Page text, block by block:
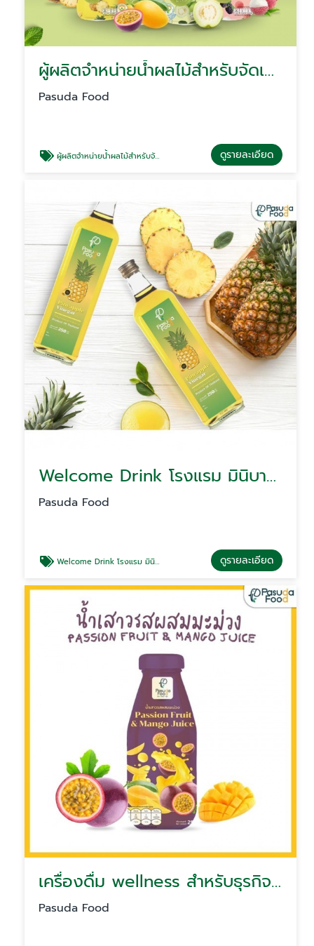
ผู้ผลิตจำหน่ายน้ำผลไม้สำหรับจัดเลี้ยง น้ำผลไม้โรงแรม ร้านอาหาร ร้านกาแฟ คาเฟ่จัดเบรค Coffee Break
Pasuda Food
ผู้ผลิตจำหน่ายน้ำผลไม้สำหรับจัดเลี้ยง ดูรายละเอียด
Welcome Drink โรงแรม มินิบาร์ Minibar โรงแรม เครื่องดื่มเพื่อสุขภาพสำหรับร้านอาหาร คาเฟ่
Pasuda Food
Welcome Drink โรงแรม มินิบาร์ ดูรายละเอียด
เครื่องดื่ม wellness สำหรับธุรกิจ healthy drink for hotel
Pasuda Food